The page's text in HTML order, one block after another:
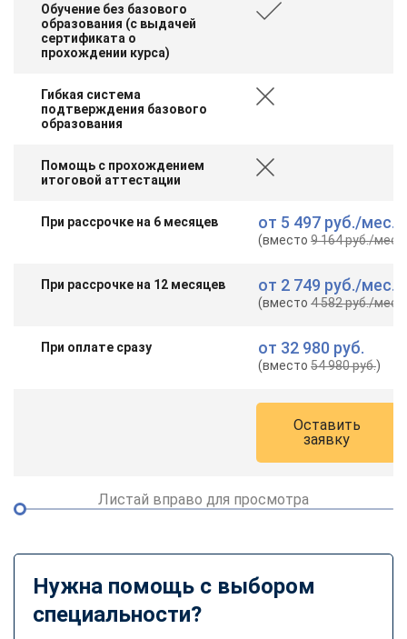
Обучение без базового
образования (с выдачей
сертификата о
прохождении курса)
Гибкая система
подтверждения базового
образования
Помощь с прохождением
итоговой аттестации
При рассрочке на 6 месяцев от 5 497 руб./мес.
(вместо9 164 руб./мес.
При рассрочке на 12 месяцев от 2 749 руб./мес.
(вместо4 582 руб./мес.
При оплате сразу от 32 980 руб.
(вместо54 980 руб.)
Оставить
заявку
Листай вправо для просмотра
Нужна помощь с выбором
специальности?